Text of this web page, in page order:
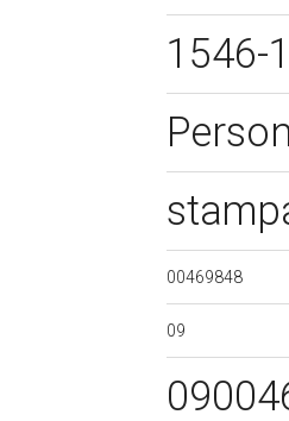
1546-
00469848
09